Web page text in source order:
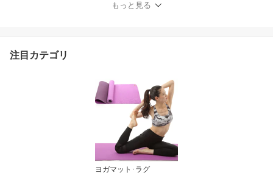
ルダーバッグ キャリーバ
もっと見る
注目カテゴリ
ヨガマット･ラグ